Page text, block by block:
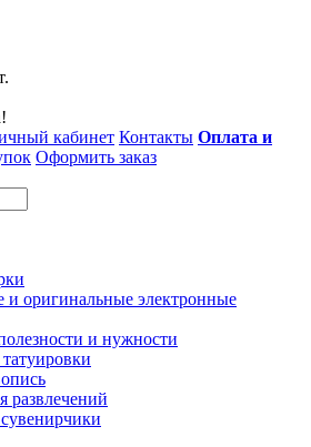
кабинет Контакты Оплата и
Оформить заказ
и оригинальные электронные
и нужности
развлечений